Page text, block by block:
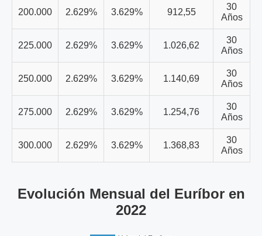
200.000 2.629% 3.629% 912,55
30
Años
225.000 2.629% 3.629% 1.026,62
30
Años
250.000 2.629% 3.629% 1.140,69
30
Años
275.000 2.629% 3.629% 1.254,76
30
Años
300.000 2.629% 3.629% 1.368,83
30
Años
Evolución Mensual del Euríbor en
2022